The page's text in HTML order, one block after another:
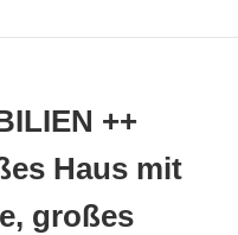
++
Haus mit
großes